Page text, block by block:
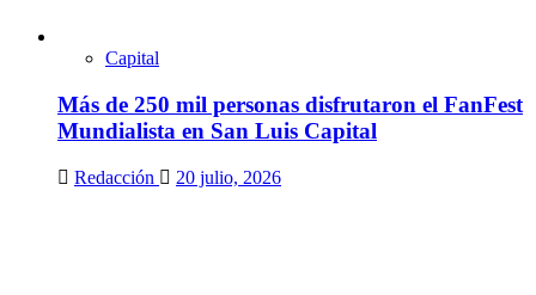
Capital
Más de 250 mil personas disfrutaron el FanFest
Mundialista en San Luis Capital
Redacción 20 julio, 2026